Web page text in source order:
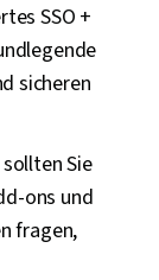
SSO +
sicheren
Sie
ons und
fragen,